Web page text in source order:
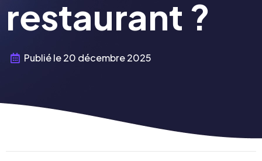
restaurant ?
Publié le20 décembre 2025